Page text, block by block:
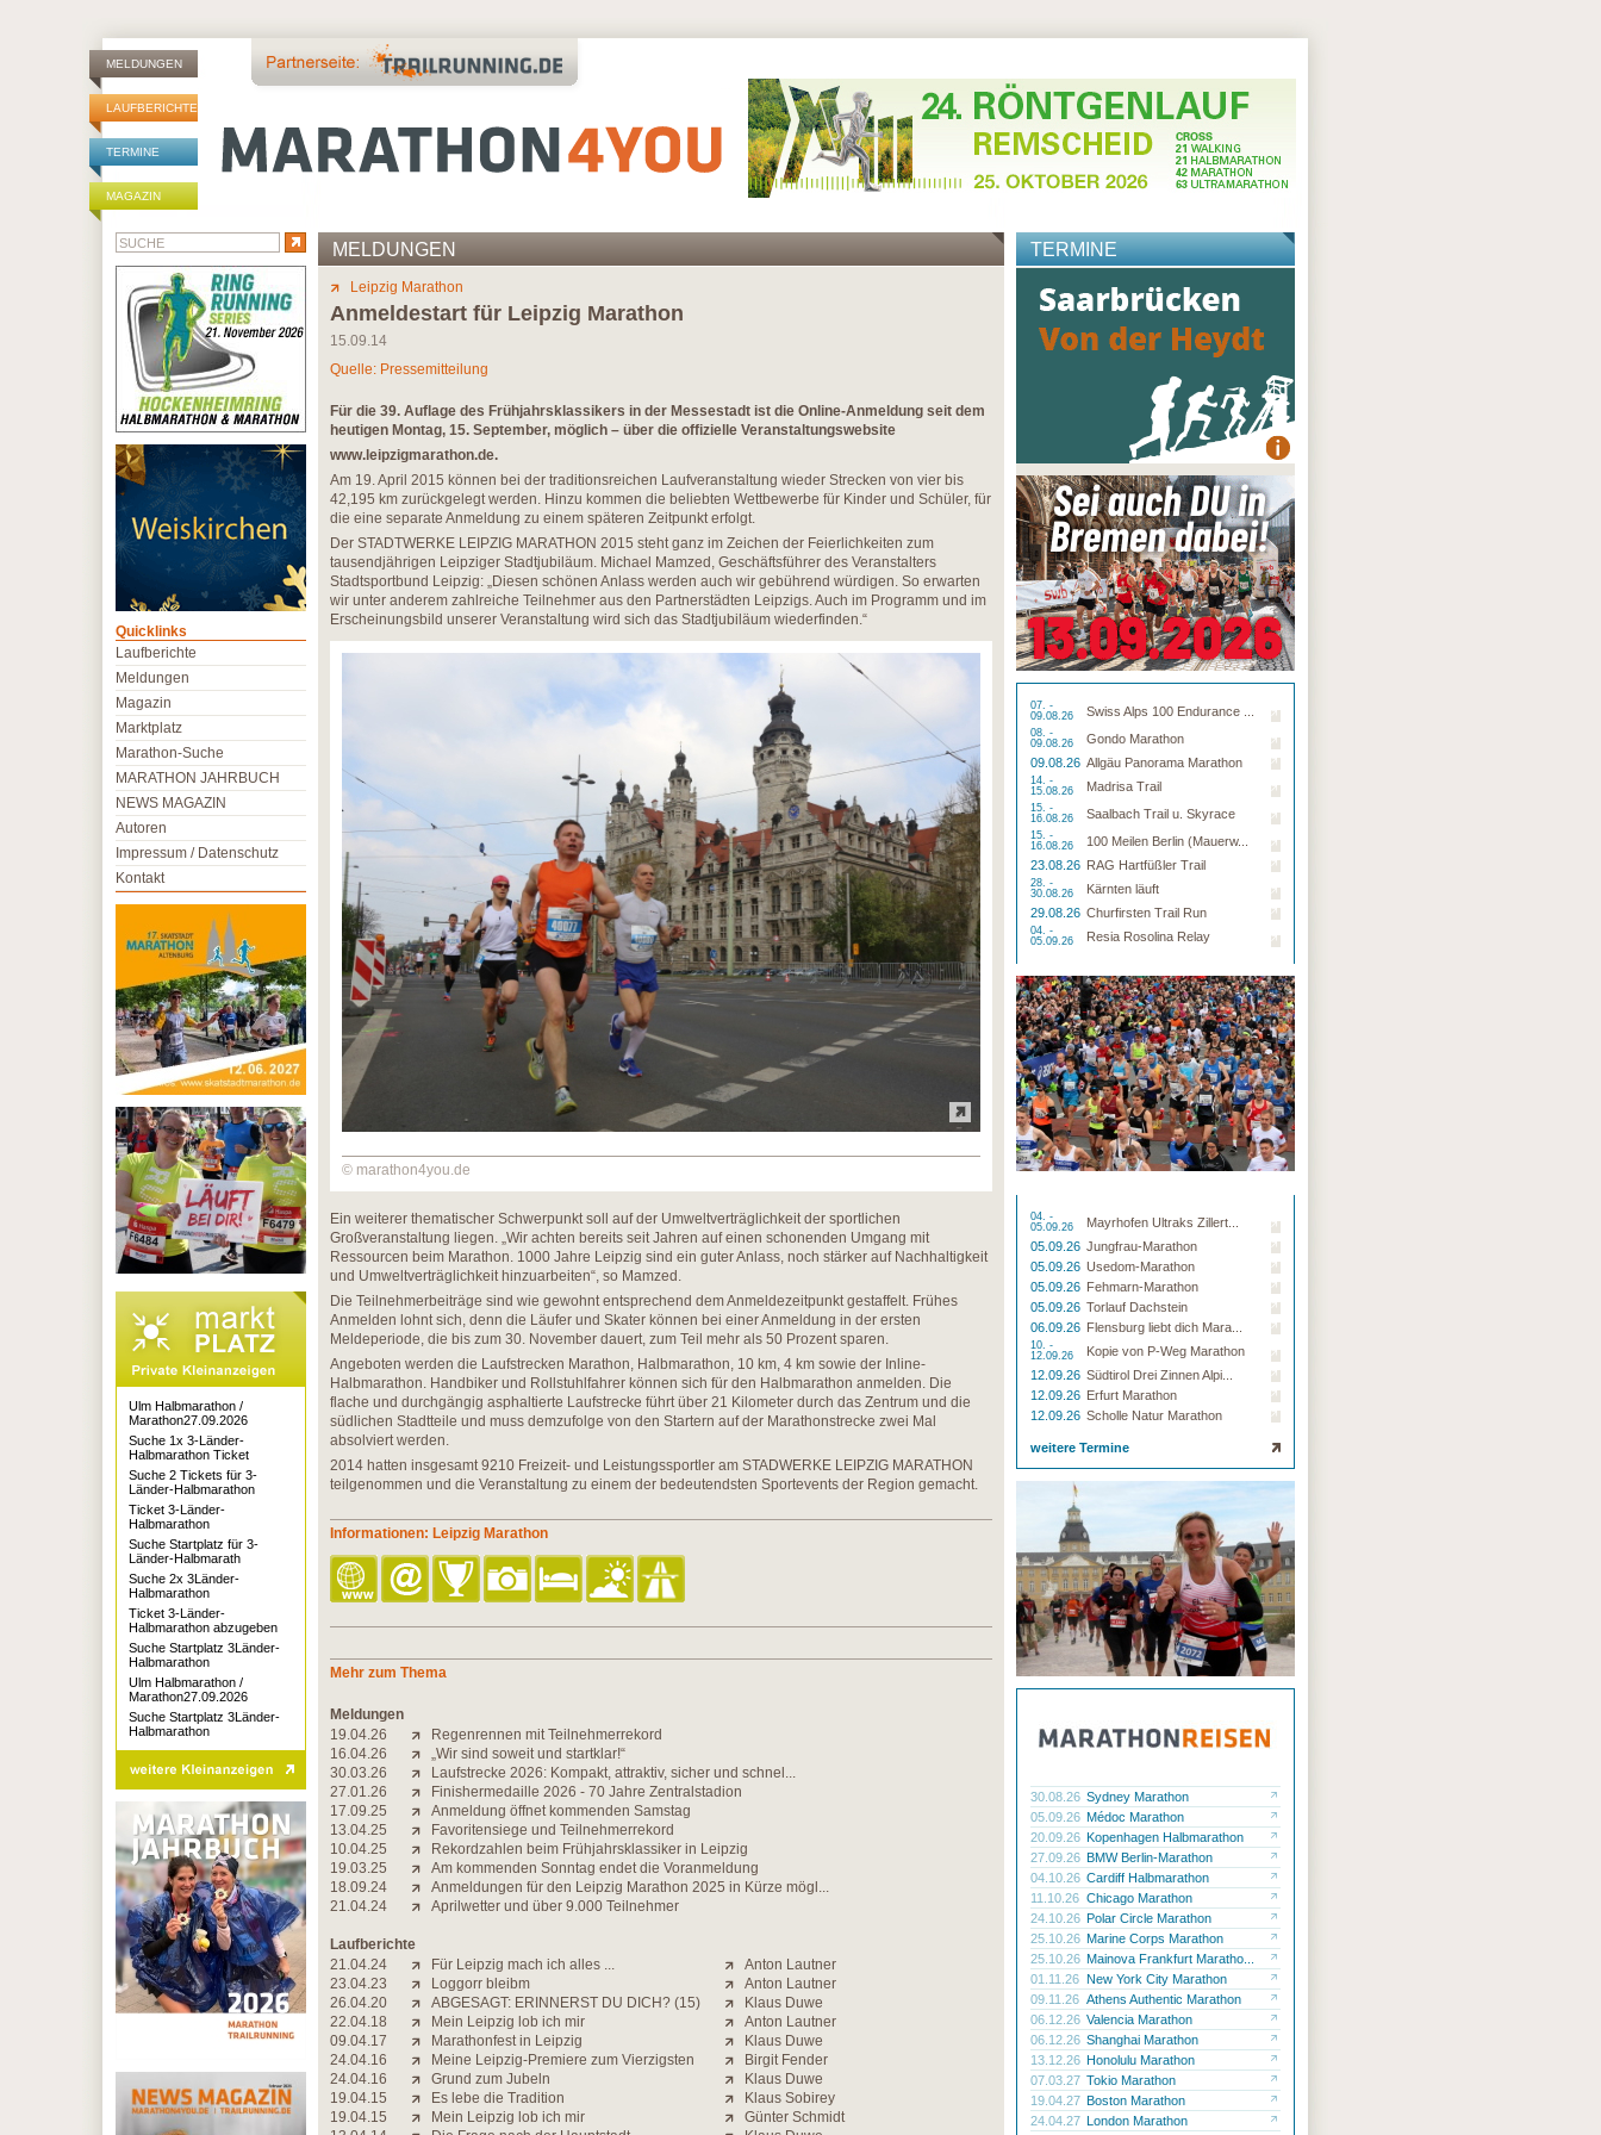
MELDUNGEN
LAUFBERICHTE
TERMINE
MAGAZIN
MELDUNGEN
Leipzig Marathon
Anmeldestart für Leipzig Marathon
15.09.14
Quelle: Pressemitteilung
Für die 39. Auflage des Frühjahrsklassikers in der Messestadt ist die Online-Anmeldung seit dem
heutigen Montag, 15. September, möglich – über die offizielle Veranstaltungswebsite
www.leipzigmarathon.de.
Am 19. April 2015 können bei der traditionsreichen Laufveranstaltung wieder Strecken von vier bis
42,195 km zurückgelegt werden. Hinzu kommen die beliebten Wettbewerbe für Kinder und Schüler, für
die eine separate Anmeldung zu einem späteren Zeitpunkt erfolgt.
Der STADTWERKE LEIPZIG MARATHON 2015 steht ganz im Zeichen der Feierlichkeiten zum
tausendjährigen Leipziger Stadtjubiläum. Michael Mamzed, Geschäftsführer des Veranstalters
Stadtsportbund Leipzig: „Diesen schönen Anlass werden auch wir gebührend würdigen. So erwarten
wir unter anderem zahlreiche Teilnehmer aus den Partnerstädten Leipzigs. Auch im Programm und im
Erscheinungsbild unserer Veranstaltung wird sich das Stadtjubiläum wiederfinden.“
© marathon4you.de
Ein weiterer thematischer Schwerpunkt soll auf der Umweltverträglichkeit der sportlichen
Großveranstaltung liegen. „Wir achten bereits seit Jahren auf einen schonenden Umgang mit
Ressourcen beim Marathon. 1000 Jahre Leipzig sind ein guter Anlass, noch stärker auf Nachhaltigkeit
und Umweltverträglichkeit hinzuarbeiten“, so Mamzed.
Die Teilnehmerbeiträge sind wie gewohnt entsprechend dem Anmeldezeitpunkt gestaffelt. Frühes
Anmelden lohnt sich, denn die Läufer und Skater können bei einer Anmeldung in der ersten
Meldeperiode, die bis zum 30. November dauert, zum Teil mehr als 50 Prozent sparen.
Angeboten werden die Laufstrecken Marathon, Halbmarathon, 10 km, 4 km sowie der Inline-
Halbmarathon. Handbiker und Rollstuhlfahrer können sich für den Halbmarathon anmelden. Die
flache und durchgängig asphaltierte Laufstrecke führt über 21 Kilometer durch das Zentrum und die
südlichen Stadtteile und muss demzufolge von den Startern auf der Marathonstrecke zwei Mal
absolviert werden.
2014 hatten insgesamt 9210 Freizeit- und Leistungssportler am STADWERKE LEIPZIG MARATHON
teilgenommen und die Veranstaltung zu einem der bedeutendsten Sportevents der Region gemacht.
Informationen: Leipzig Marathon
Mehr zum Thema
Meldungen
19.04.26
Regenrennen mit Teilnehmerrekord
16.04.26
„Wir sind soweit und startklar!“
30.03.26
Laufstrecke 2026: Kompakt, attraktiv, sicher und schnel...
27.01.26
Finishermedaille 2026 - 70 Jahre Zentralstadion
17.09.25
Anmeldung öffnet kommenden Samstag
13.04.25
Favoritensiege und Teilnehmerrekord
10.04.25
Rekordzahlen beim Frühjahrsklassiker in Leipzig
19.03.25
Am kommenden Sonntag endet die Voranmeldung
18.09.24
Anmeldungen für den Leipzig Marathon 2025 in Kürze mögl...
21.04.24
Aprilwetter und über 9.000 Teilnehmer
Laufberichte
21.04.24
Für Leipzig mach ich alles ...
Anton Lautner
23.04.23
Loggorr bleibm
Anton Lautner
26.04.20
ABGESAGT: ERINNERST DU DICH? (15)
Klaus Duwe
22.04.18
Mein Leipzig lob ich mir
Anton Lautner
09.04.17
Marathonfest in Leipzig
Klaus Duwe
24.04.16
Meine Leipzig-Premiere zum Vierzigsten
Birgit Fender
24.04.16
Grund zum Jubeln
Klaus Duwe
19.04.15
Es lebe die Tradition
Klaus Sobirey
19.04.15
Mein Leipzig lob ich mir
Günter Schmidt
TERMINE
07. -
09.08.26
Swiss Alps 100 Endurance ...
08. -
09.08.26
Gondo Marathon
09.08.26 Allgäu Panorama Marathon
14. -
15.08.26
Madrisa Trail
15. -
16.08.26
Saalbach Trail u. Skyrace
15. -
16.08.26
100 Meilen Berlin (Mauerw...
23.08.26 RAG Hartfüßler Trail
28. -
30.08.26
Kärnten läuft
29.08.26 Churfirsten Trail Run
04. -
05.09.26
Resia Rosolina Relay
04. -
05.09.26
Mayrhofen Ultraks Zillert...
05.09.26 Jungfrau-Marathon
05.09.26 Usedom-Marathon
05.09.26 Fehmarn-Marathon
05.09.26 Torlauf Dachstein
06.09.26 Flensburg liebt dich Mara...
10. -
12.09.26
Kopie von P-Weg Marathon
12.09.26 Südtirol Drei Zinnen Alpi...
12.09.26 Erfurt Marathon
12.09.26 Scholle Natur Marathon
weitere Termine
30.08.26 Sydney Marathon
05.09.26 Médoc Marathon
20.09.26 Kopenhagen Halbmarathon
27.09.26 BMW Berlin-Marathon
04.10.26 Cardiff Halbmarathon
11.10.26 Chicago Marathon
24.10.26 Polar Circle Marathon
25.10.26 Marine Corps Marathon
25.10.26 Mainova Frankfurt Maratho...
01.11.26 New York City Marathon
09.11.26 Athens Authentic Marathon
06.12.26 Valencia Marathon
06.12.26 Shanghai Marathon
13.12.26 Honolulu Marathon
07.03.27 Tokio Marathon
19.04.27 Boston Marathon
24.04.27 London Marathon
Quicklinks
Laufberichte
Meldungen
Magazin
Marktplatz
Marathon-Suche
MARATHON JAHRBUCH
NEWS MAGAZIN
Autoren
Impressum / Datenschutz
Kontakt
Ulm Halbmarathon /
Marathon27.09.2026
Suche 1x 3-Länder-
Halbmarathon Ticket
Suche 2 Tickets für 3-
Länder-Halbmarathon
Ticket 3-Länder-
Halbmarathon
Suche Startplatz für 3-
Länder-Halbmarath
Suche 2x 3Länder-
Halbmarathon
Ticket 3-Länder-
Halbmarathon abzugeben
Suche Startplatz 3Länder-
Halbmarathon
Ulm Halbmarathon /
Marathon27.09.2026
Suche Startplatz 3Länder-
Halbmarathon